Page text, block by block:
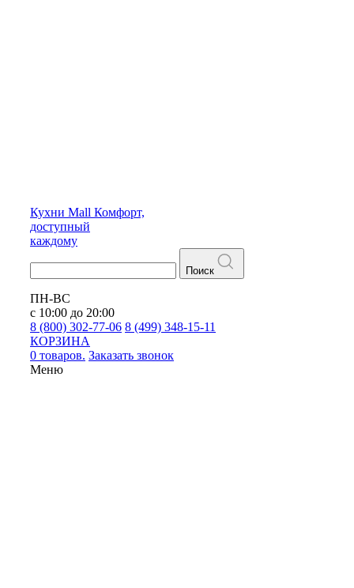
Кухни Mall Комфорт,
доступный
каждому
Поиск
ПН-ВС
с 10:00 до 20:00
8 (800) 302-77-06 8 (499) 348-15-11
КОРЗИНА
0 товаров. Заказать звонок
Меню